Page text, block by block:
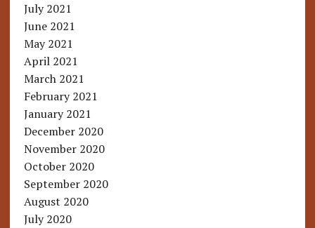
July 2021
June 2021
May 2021
April 2021
March 2021
February 2021
January 2021
December 2020
November 2020
October 2020
September 2020
August 2020
July 2020